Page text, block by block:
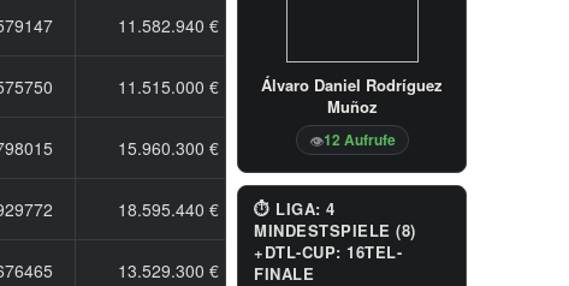
11.582.940 €
11.515.000 €
15.960.300 €
18.595.440 €
13.529.300 €
Álvaro Daniel Rodríguez
Muñoz
👁12 Aufrufe
⏱ LIGA: 4
MINDESTSPIELE (8)
+DTL-CUP: 16TEL-
FINALE